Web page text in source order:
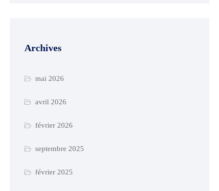
Archives
mai 2026
avril 2026
février 2026
septembre 2025
février 2025